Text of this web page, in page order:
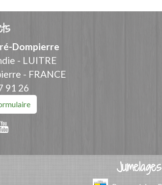
Dompierre
- LUITRE
- FRANCE
91 26
Jumelages